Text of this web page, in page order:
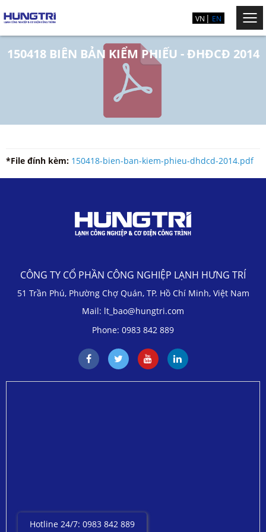
VN EN
150418 BIÊN BẢN KIỂM PHIẾU - ĐHĐCĐ 2014
*File đính kèm: 150418-bien-ban-kiem-phieu-dhdcd-2014.pdf
Hotline 24/7: 0983 842 889
CÔNG TY CỔ PHẦN CÔNG NGHIỆP LẠNH HƯNG TRÍ
51 Trần Phú, Phường Chợ Quán, TP. Hồ Chí Minh, Việt Nam
Mail: lt_bao@hungtri.com
Phone: 0983 842 889